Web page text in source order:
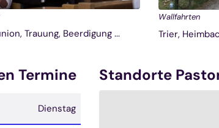
Trauung, Beerdigung ...
Wallfahrten
Trier,
Standorte
Termine
Dienstag